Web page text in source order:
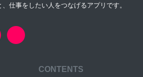
仕事をしたい人をつなげるアプリです。
CONTENTS